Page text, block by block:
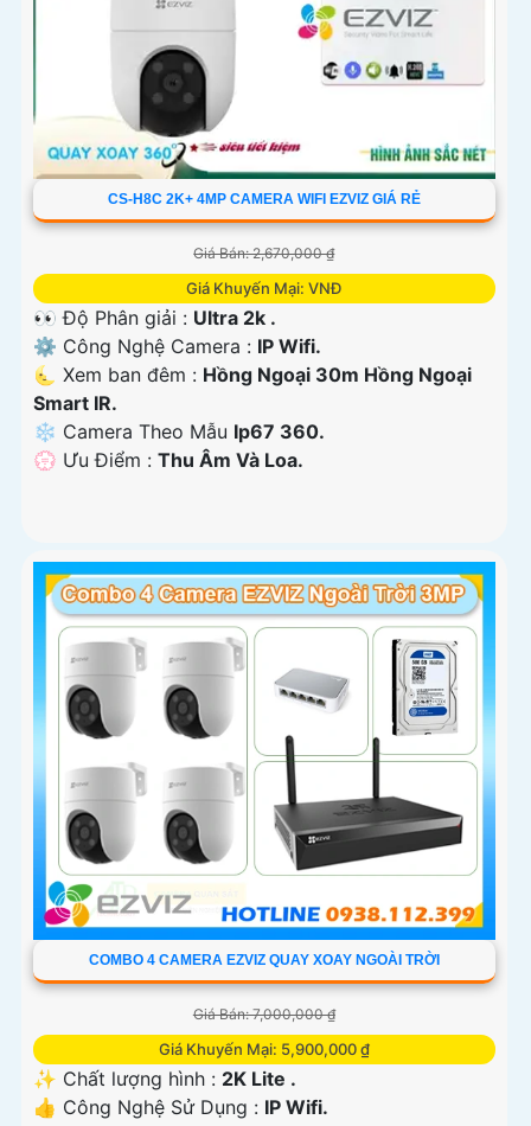
CS-H8C 2K+ 4MP CAMERA WIFI EZVIZ GIÁ RẺ
Giá Bán: 2,670,000 ₫
Giá Khuyến Mại: VNĐ
👀 Độ Phân giải : Ultra 2k .
⚙ Công Nghệ Camera : IP Wifi.
🌜 Xem ban đêm : Hồng Ngoại 30m Hồng Ngoại
Smart IR.
❄ Camera Theo Mẫu Ip67 360.
️💮 Ưu Điểm : Thu Âm Và Loa.
COMBO 4 CAMERA EZVIZ QUAY XOAY NGOÀI TRỜI
Giá Bán: 7,000,000 ₫
Giá Khuyến Mại: 5,900,000 ₫
✨ Chất lượng hình : 2K Lite .
👍 Công Nghệ Sử Dụng : IP Wifi.